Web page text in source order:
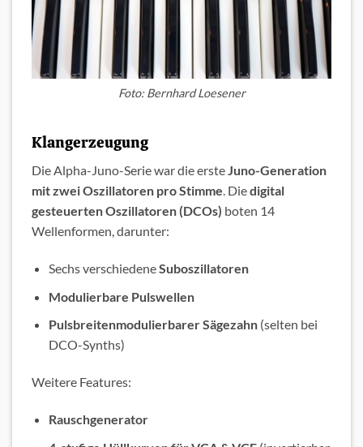
Foto: Bernhard Loesener
Klangerzeugung
Die Alpha-Juno-Serie war die ersteJuno-Generation
mit zwei Oszillatoren pro Stimme. Diedigital
gesteuerten Oszillatoren (DCOs) boten 14
Wellenformen, darunter:
Sechs verschiedeneSuboszillatoren
Modulierbare Pulswellen
Pulsbreitenmodulierbarer Sägezahn(selten bei
DCO-Synths)
Weitere Features:
Rauschgenerator